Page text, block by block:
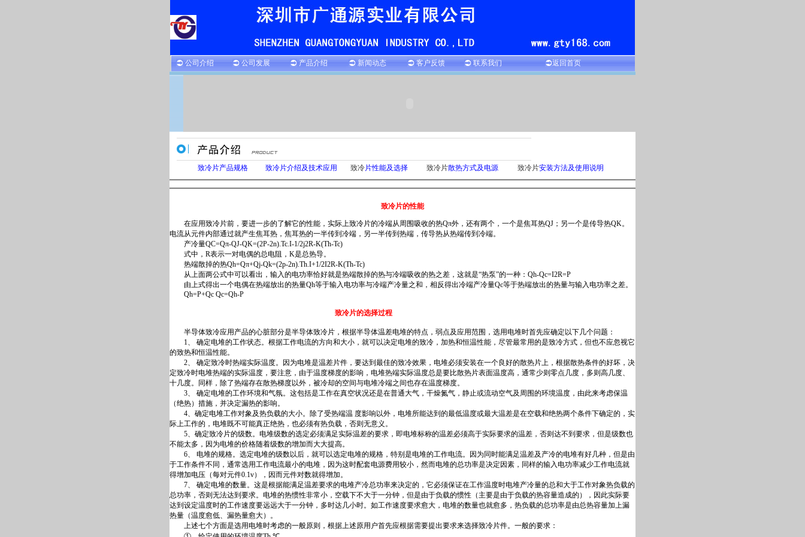
公司介绍 公司发展 产品介绍 新闻动态 客户反馈 联系我们 返回首页
致冷片产品规格 致冷片介绍及技术应用 致冷片性能及选择 致冷片散热方式及电源 致冷片安装方法及使用说明
致冷片的性能
在应用致冷片前，要进一步的了解它的性能，实际上致冷片的冷端从周围吸收的热Qπ外，还有两个，一个是焦耳热QJ；另一个是传导热QK。
电流从元件内部通过就产生焦耳热，焦耳热的一半传到冷端，另一半传到热端，传导热从热端传到冷端。
产冷量QC=Qπ-QJ-QK=(2P-2n).Tc.I-1/2j2R-K(Th-Tc)
式中，R表示一对电偶的总电阻，K是总热导。
热端散掉的热Qh=Qπ+Qj-Qk=(2p-2n).Th.I+1/2I2R-K(Th-Tc)
从上面两公式中可以看出，输入的电功率恰好就是热端散掉的热与冷端吸收的热之差，这就是“热泵”的一种：Qh-Qc=I2R=P
由上式得出一个电偶在热端放出的热量Qh等于输入电功率与冷端产冷量之和，相反得出冷端产冷量Qc等于热端放出的热量与输入电功率之差。
Qh=P+Qc Qc=Qh-P
致冷片的选择过程
半导体致冷应用产品的心脏部分是半导体致冷片，根据半导体温差电堆的特点，弱点及应用范围，选用电堆时首先应确定以下几个问题：
1、 确定电堆的工作状态。根据工作电流的方向和大小，就可以决定电堆的致冷，加热和恒温性能，尽管最常用的是致冷方式，但也不应忽视它
的致热和恒温性能。
2、 确定致冷时热端实际温度。因为电堆是温差片件，要达到最佳的致冷效果，电堆必须安装在一个良好的散热片上，根据散热条件的好坏，决
定致冷时电堆热端的实际温度，要注意，由于温度梯度的影响，电堆热端实际温度总是要比散热片表面温度高，通常少则零点几度，多则高几度、
十几度。同样，除了热端存在散热梯度以外，被冷却的空间与电堆冷端之间也存在温度梯度。
3、 确定电堆的工作环境和气氛。这包括是工作在真空状况还是在普通大气，干燥氮气，静止或流动空气及周围的环境温度，由此来考虑保温
（绝热）措施，并决定漏热的影响。
4、确定电堆工作对象及热负载的大小。除了受热端温 度影响以外，电堆所能达到的最低温度或最大温差是在空载和绝热两个条件下确定的，实
际上工作的，电堆既不可能真正绝热，也必须有热负载，否则无意义。
5、确定致冷片的级数。电堆级数的选定必须满足实际温差的要求，即电堆标称的温差必须高于实际要求的温差，否则达不到要求，但是级数也
不能太多，因为电堆的价格随着级数的增加而大大提高。
6、 电堆的规格。选定电堆的级数以后，就可以选定电堆的规格，特别是电堆的工作电流。因为同时能满足温差及产冷的电堆有好几种，但是由
于工作条件不同，通常选用工作电流最小的电堆，因为这时配套电源费用较小，然而电堆的总功率是决定因素，同样的输入电功率减少工作电流就
得增加电压（每对元件0.1v），因而元件对数就得增加。
7、 确定电堆的数量。这是根据能满足温差要求的电堆产冷总功率来决定的，它必须保证在工作温度时电堆产冷量的总和大于工作对象热负载的
总功率，否则无法达到要求。电堆的热惯性非常小，空载下不大于一分钟，但是由于负载的惯性（主要是由于负载的热容量造成的），因此实际要
达到设定温度时的工作速度要远远大于一分钟，多时达几小时。如工作速度要求愈大，电堆的数量也就愈多，热负载的总功率是由总热容量加上漏
热量（温度愈低、漏热量愈大）。
上述七个方面是选用电堆时考虑的一般原则，根据上述原用户首先应根据需要提出要求来选择致冷片件。一般的要求：